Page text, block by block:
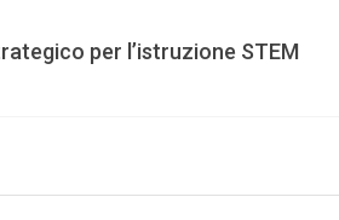
per l’istruzione STEM